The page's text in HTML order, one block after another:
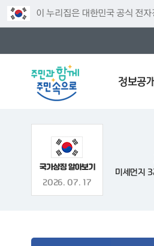
이 누리집은 대한민국 공식 전자
정보공개
2026. 07. 17
미세먼지
인사 경로당